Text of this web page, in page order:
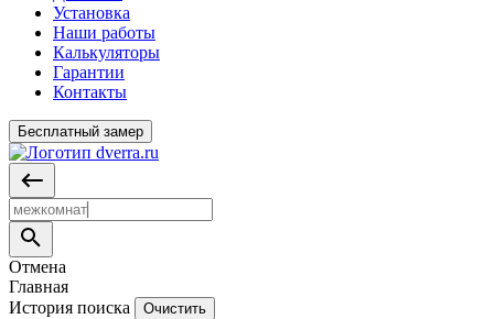
Установка
Наши работы
Калькуляторы
Гарантии
Контакты
Бесплатный замер
Отмена
Главная
История поиска
Очистить